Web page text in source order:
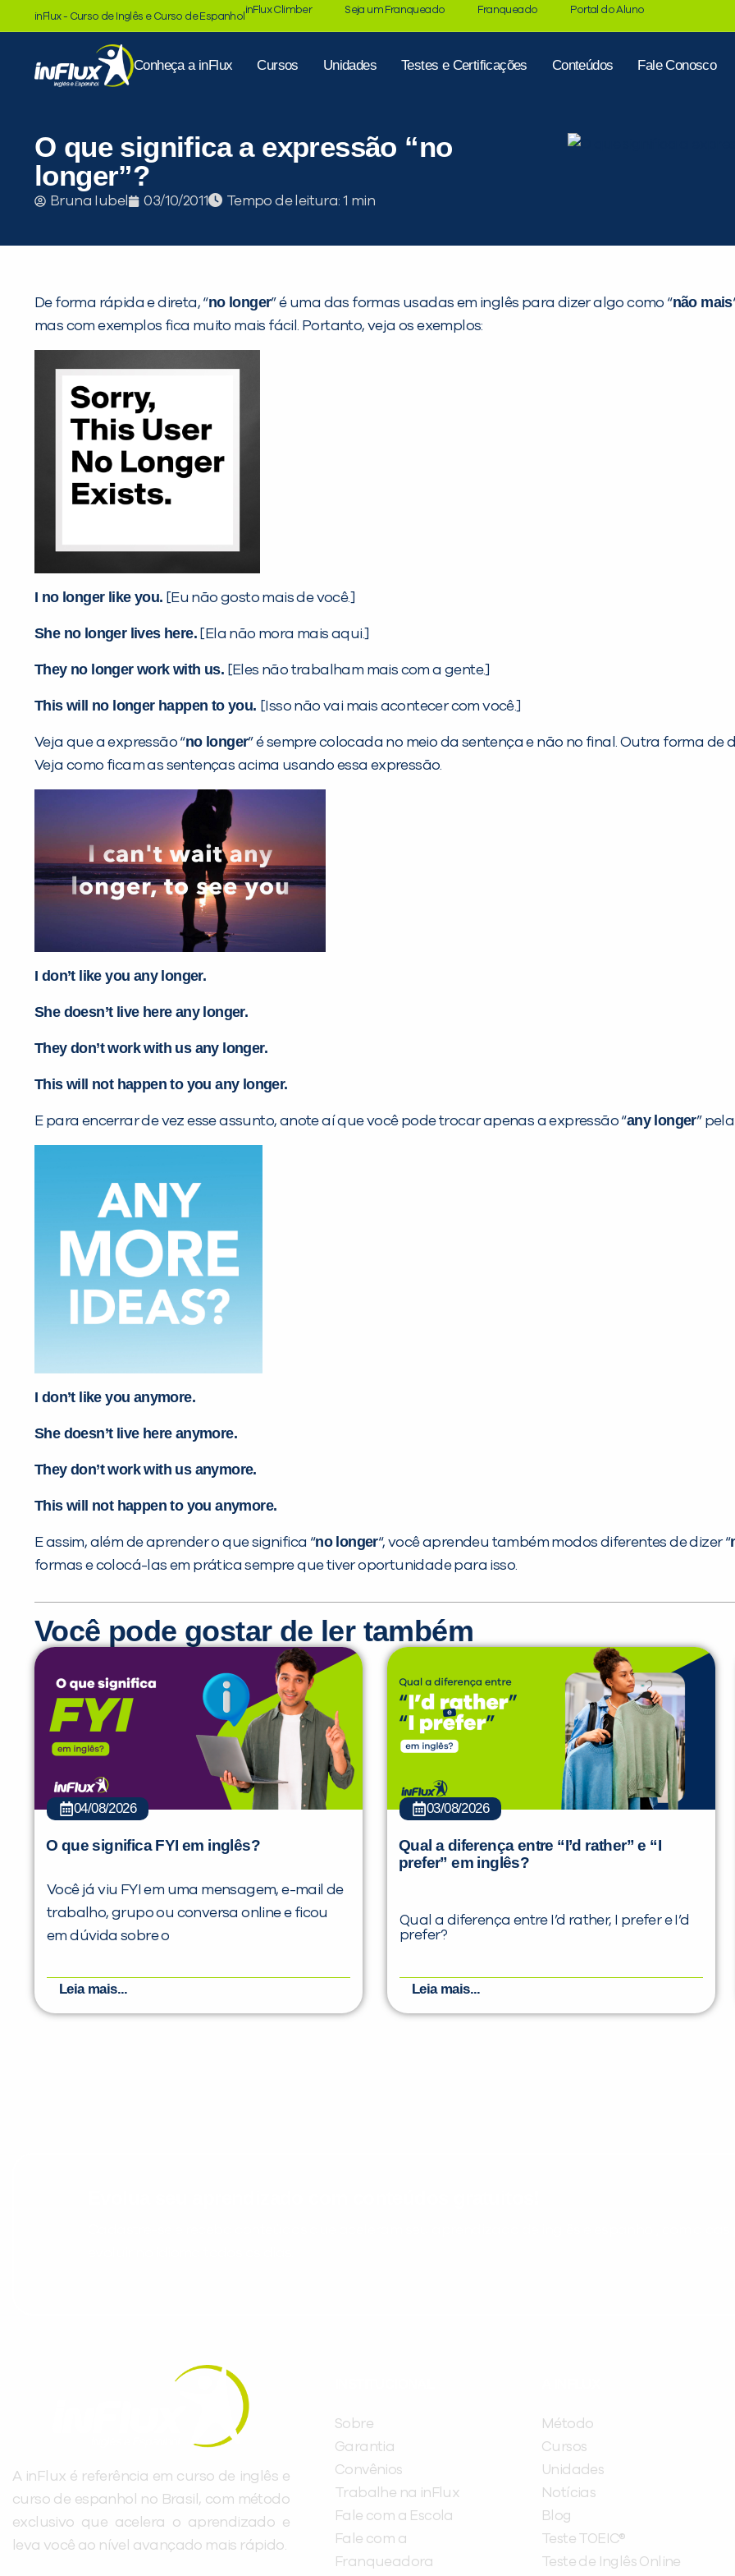
inFlux - Curso de Inglês e Curso de Espanhol
inFlux Climber Seja um Franqueado Franqueado Portal do Aluno
Conheça a inFlux Cursos Unidades Testes e Certificações Conteúdos Fale Conosco
O que significa a expressão “no
longer”?
Bruna Iubel 03/10/2011 Tempo de leitura:
De forma rápida e direta, “no longer” é uma das formas usadas em inglês para dizer algo como “não mais
mas com exemplos fica muito mais fácil. Portanto, veja os exemplos:
I no longer like you. [Eu não gosto mais de você.]
She no longer lives here. [Ela não mora mais aqui.]
They no longer work with us. [Eles não trabalham mais com a gente.]
This will no longer happen to you. [Isso não vai mais acontecer com você.]
Veja que a expressão “no longer” é sempre colocada no meio da sentença e não no final. Outra forma de
Veja como ficam as sentenças acima usando essa expressão.
I don’t like you any longer.
She doesn’t live here any longer.
They don’t work with us any longer.
This will not happen to you any longer.
E para encerrar de vez esse assunto, anote aí que você pode trocar apenas a expressão “any longer”
I don’t like you anymore.
She doesn’t live here anymore.
They don’t work with us anymore.
This will not happen to you anymore.
E assim, além de aprender o que significa “no longer“, você aprendeu também modos diferentes de dizer “
formas e colocá-las em prática sempre que tiver oportunidade para isso.
Você pode gostar de ler também
04/08/2026
O que significa FYI em inglês?
Você já viu FYI em uma mensagem, e-mail de
trabalho, grupo ou conversa online e ficou
em dúvida sobre o
Leia mais...
03/08/2026
Qual a diferença entre “I’d rather” e “I
prefer” em inglês?
Qual a diferença entre I’d rather, I prefer e I’d
prefer?
Leia mais...
A inFlux é referência em curso de inglês e
curso de espanhol no Brasil, com método
exclusivo que acelera o aprendizado e
leva você ao nível avançado mais rápido.
Sobre
Garantia
Convênios
Trabalhe na inFlux
Fale com a Escola
Fale com a
Franqueadora
Método
Cursos
Unidades
Notícias
Blog
Teste TOEIC®
Teste de Inglês Online